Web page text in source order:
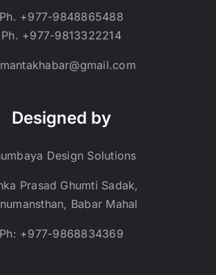
Ph. +977-9848865488
Ph. +977-9813322214
Designed by
Design Solutions
Prasad Ghumti Sadak,
Babar Mahal
Ph: +977-9868834369